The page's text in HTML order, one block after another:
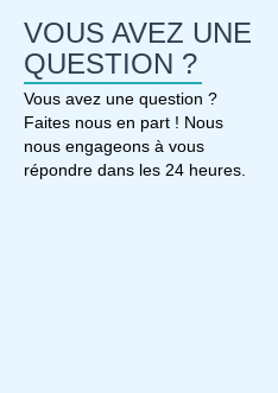
VOUS AVEZ UNE
QUESTION ?
Vous avez une question ?
Faites nous en part ! Nous
nous engageons à vous
répondre dans les 24 heures.